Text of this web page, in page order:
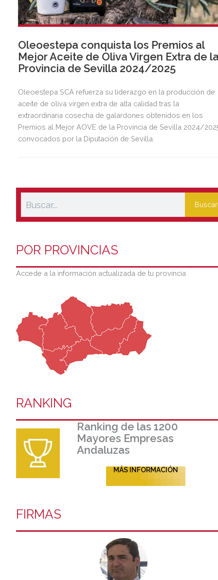
Oleoestepa conquista los Premios al
Mejor Aceite de Oliva Virgen Extra de
Provincia de Sevilla 2024/2025
Oleoestepa SCA refuerza su liderazgo en la producción de
aceite de oliva virgen extra de alta calidad tras la
extraordinaria cosecha de galardones obtenidos en los
Premios al Mejor AOVE de la Provincia de Sevilla 2024/
convocados por la Diputación de Sevilla.
Buscar
POR PROVINCIAS
Accede a la información actualizada de tu provincia
RANKING
Ranking de las 1200
Mayores Empresas
Andaluzas
MÁS INFORMACIÓN
FIRMAS